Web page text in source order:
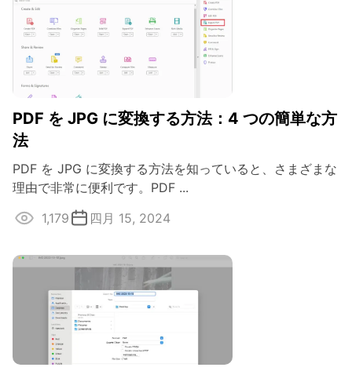
PDF を JPG に変換する方法：4 つの簡単な方
法
PDF を JPG に変換する方法を知っていると、さまざまな
理由で非常に便利です。PDF ...
1,179
四月 15, 2024